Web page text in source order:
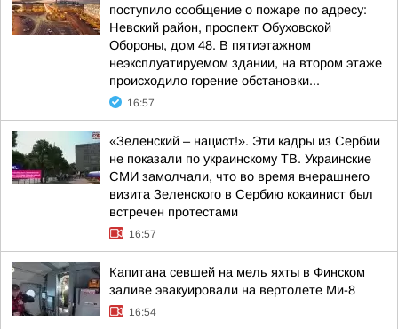
поступило сообщение о пожаре по адресу:
Невский район, проспект Обуховской
Обороны, дом 48. В пятиэтажном
неэксплуатируемом здании, на втором этаже
происходило горение обстановки...
16:57
«Зеленский – нацист!». Эти кадры из Сербии
не показали по украинскому ТВ. Украинские
СМИ замолчали, что во время вчерашнего
визита Зеленского в Сербию кокаинист был
встречен протестами
16:57
Капитана севшей на мель яхты в Финском
заливе эвакуировали на вертолете Ми-8
16:54